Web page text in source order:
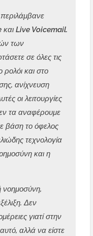
και Live Voicemail.
των
σε όλες τις
ρολόι και στο
ανίχνευση
οι λειτουργίες
τα αναφέρουμε
βάση το όφελος
τεχνολογία
και η
νοημοσύνη,
Δεν
γιατί στην
αλλά να είστε